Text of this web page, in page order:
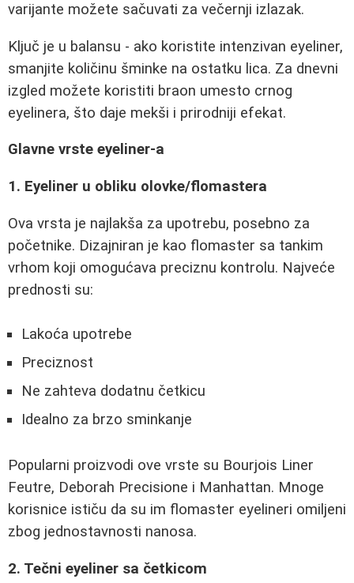
varijante možete sačuvati za večernji izlazak.
Ključ je u balansu - ako koristite intenzivan eyeliner,
smanjite količinu šminke na ostatku lica. Za dnevni
izgled možete koristiti braon umesto crnog
eyelinera, što daje mekši i prirodniji efekat.
Glavne vrste eyeliner-a
1. Eyeliner u obliku olovke/flomastera
Ova vrsta je najlakša za upotrebu, posebno za
početnike. Dizajniran je kao flomaster sa tankim
vrhom koji omogućava preciznu kontrolu. Najveće
prednosti su:
Lakoća upotrebe
Preciznost
Ne zahteva dodatnu četkicu
Idealno za brzo sminkanje
Popularni proizvodi ove vrste su Bourjois Liner
Feutre, Deborah Precisione i Manhattan. Mnoge
korisnice ističu da su im flomaster eyelineri omiljeni
zbog jednostavnosti nanosa.
2. Tečni eyeliner sa četkicom